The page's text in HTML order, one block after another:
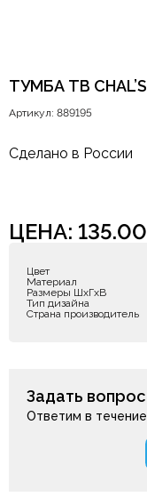
ТУМБА ТВ
Артикул: 889195
Сделано в России
ЦЕНА:
Цвет
Материал
Размеры ШxГxВ
Тип дизайна
Страна производитель
Задать
Ответим в